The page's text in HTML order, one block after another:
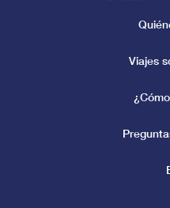
Viajes